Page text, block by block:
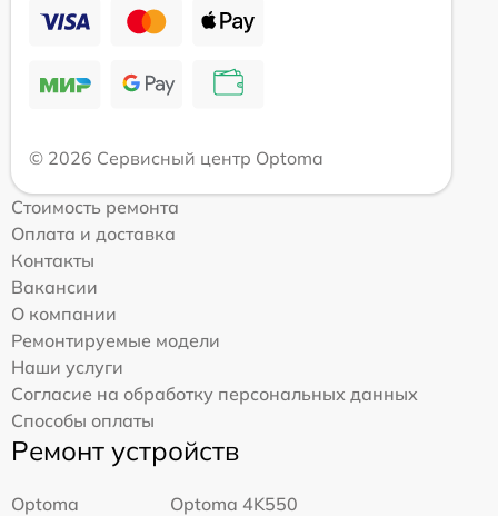
© 2026 Сервисный центр Optoma
Стоимость ремонта
Оплата и доставка
Контакты
Вакансии
О компании
Ремонтируемые модели
Наши услуги
Согласие на обработку персональных данных
Способы оплаты
Ремонт устройств
Optoma
Optoma 4K550